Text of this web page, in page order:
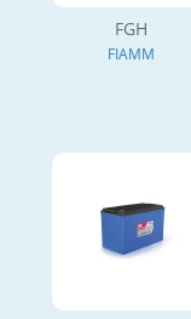
FGH
FIAMM